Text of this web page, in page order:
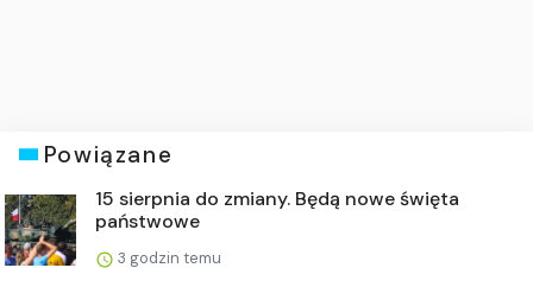
Powiązane
15 sierpnia do zmiany. Będą nowe święta
państwowe
3 godzin temu